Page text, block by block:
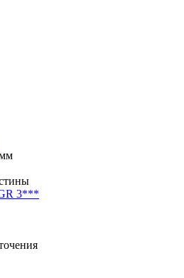
3***